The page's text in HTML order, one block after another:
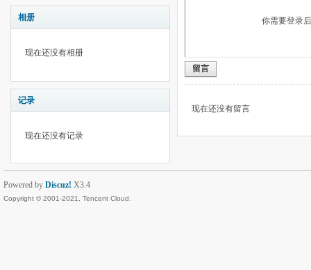
相册
现在还没有相册
记录
现在还没有记录
你需要登录
留言
现在还没有留言
Powered by Discuz! X3.4
Copyright © 2001-2021, Tencent Cloud.